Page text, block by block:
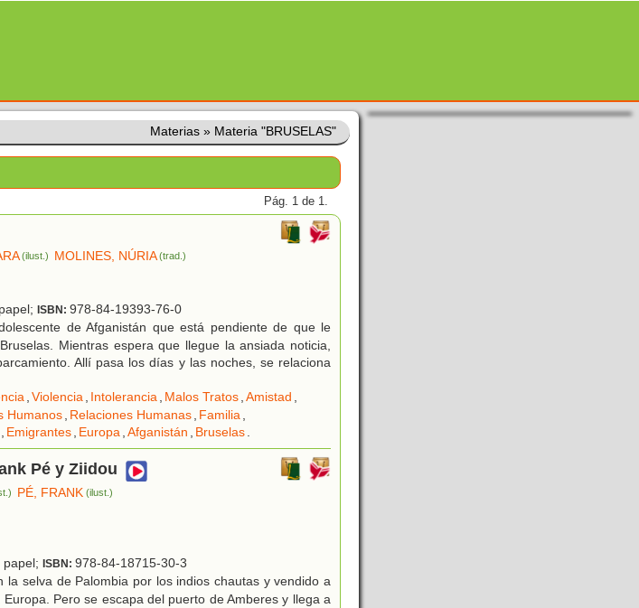
Materias » Materia "BRUSELAS"
Pág. 1 de 1.
(ilust.) MOLINES, NÚRIA(trad.)
ISBN: 978-84-19393-76-0
de Afganistán que está pendiente de que le
Mientras espera que llegue la ansiada noticia,
Allí pasa los días y las noches, se relaciona
,Violencia, Intolerancia, Malos Tratos,Amistad ,
Humanos, Relaciones Humanas, Familia,
, Emigrantes, Europa,Afganistán , Bruselas.
Pé y Ziidou
PÉ, FRANK (ilust.)
papel; ISBN: 978-84-18715-30-3
la selva de Palombia por los indios chautas y vendido a
Pero se escapa del puerto de Amberes y llega a